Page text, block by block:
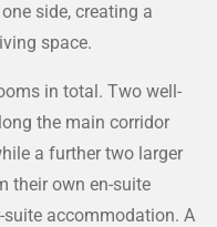
side, creating a
space.
in total. Two well-
the main corridor
a further two larger
their own en-suite
accommodation. A